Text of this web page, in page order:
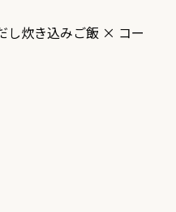
炊き込みご飯 × コー